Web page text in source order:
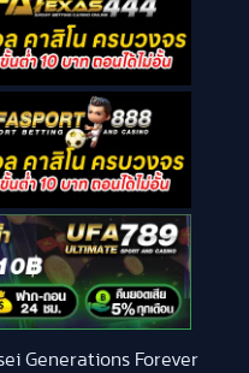
Generations Forever